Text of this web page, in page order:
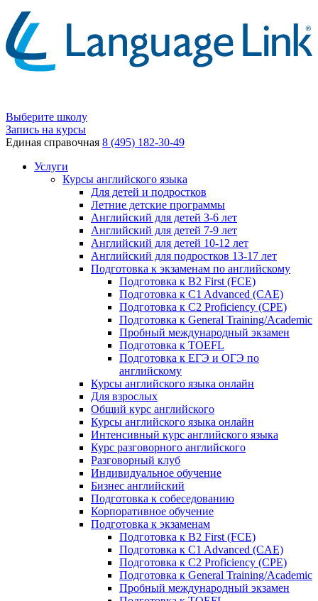
Выберите школу
Запись на курсы
Единая справочная 8 (495) 182-30-49
Услуги
Курсы английского языка
Для детей и подростков
Летние детские программы
Английский для детей 3-6 лет
Английский для детей 7-9 лет
Английский для детей 10-12 лет
Английский для подростков 13-17 лет
Подготовка к экзаменам по английскому
Подготовка к B2 First (FCE)
Подготовка к C1 Advanced (CAE)
Подготовка к C2 Proficiency (CPE)
Подготовка к General Training/Academic
Пробный международный экзамен
Подготовка к TOEFL
Подготовка к ЕГЭ и ОГЭ по
английскому
Курсы английского языка онлайн
Для взрослых
Общий курс английского
Курсы английского языка онлайн
Интенсивный курс английского языка
Курс разговорного английского
Разговорный клуб
Индивидуальное обучение
Бизнес английский
Подготовка к собеседованию
Корпоративное обучение
Подготовка к экзаменам
Подготовка к B2 First (FCE)
Подготовка к C1 Advanced (CAE)
Подготовка к C2 Proficiency (CPE)
Подготовка к General Training/Academic
Пробный международный экзамен